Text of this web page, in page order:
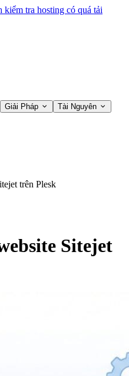
kiểm tra hosting có quá tải
Giải Pháp Tài Nguyên
trên Plesk
Sitejet